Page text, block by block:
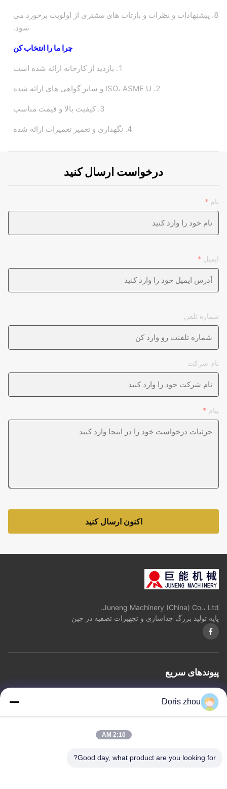
8. پیشنهادات و نظرات و بازتاب های مشتری از اولویت برخورد می
شود.
چرا ما را انتخاب کن
1. بازدید از کارخانه ارائه شده است
2. ISO، ASME U و سایر گواهی های ارائه شده
3. کیفیت بالا و قیمت مناسب
4. نگهداری و تعمیر تعمیرات ارائه شده
درخواست ارسال کنید
نام *
ایمیل *
شماره تلفن
نام شرکت
پیام *
اکنون ارسال کنید
Juneng Machinery (China) Co.، Ltd.
پایه تولید بزرگ جداسازی و تجهیزات تصفیه در چین
پیوندهای سریع
خانهدرباره ما
Province.China
Doris zhou
2:10 AM
Good day, what product are you looking for?